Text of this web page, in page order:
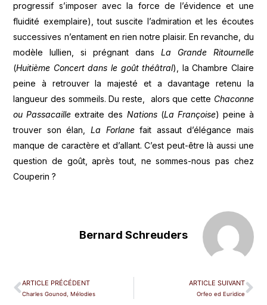
progressif s’imposer avec la force de l’évidence et une
fluidité exemplaire), tout suscite l’admiration et les écoutes
successives n’entament en rien notre plaisir. En revanche, du
modèle lullien, si prégnant dans La Grande Ritournelle
(Huitième Concert dans le goût théâtral), la Chambre Claire
peine à retrouver la majesté et a davantage retenu la
langueur des sommeils. Du reste, alors que cette Chaconne
ou Passacailleextraite des Nations (La Françoise) peine à
trouver son élan, La Forlanefait assaut d’élégance mais
manque de caractère et d’allant. C’est peut-être là aussi une
question de goût, après tout, ne sommes-nous pas chez
Couperin ?
Bernard Schreuders
ARTICLE PRÉCÉDENT
Charles Gounod, Mélodies
ARTICLE SUIVANT
Orfeo ed Euridice